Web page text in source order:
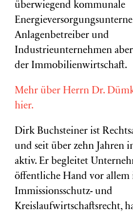
überwiegend kommunale
Anlagenbetreiber und
Industrieunternehmen
der Immobilienwirtschaft.
Mehr über Herrn Dr.
hier.
Dirk Buchsteiner ist
und seit über zehn Jahren
aktiv. Er begleitet
öffentliche Hand vor allem
Immissionsschutz- und
Kreislaufwirtschaftsrecht,